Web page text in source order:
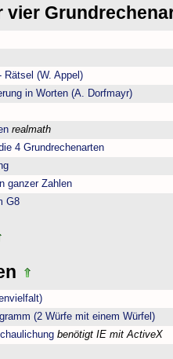
vier
Rätsel (W. Appel)
in Worten (A. Dorfmayr)
realmath
4 Grundrechenarten
ganzer Zahlen
G8
(2 Würfe mit einem Würfel)
benötigt IE mit ActiveX